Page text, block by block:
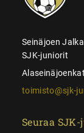
Seinäjoen
SJK-juniorit
toimisto@sjk-
Seuraa